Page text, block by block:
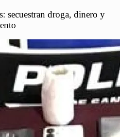
secuestran droga, dinero y